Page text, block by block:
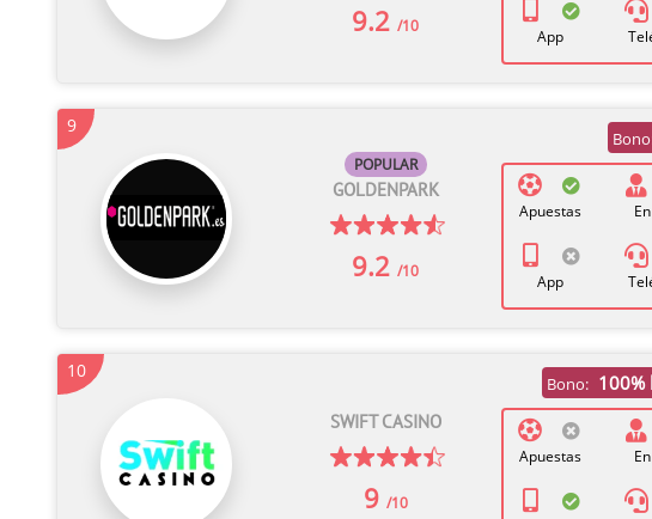
9.2/10
App
9
POPULAR
GOLDENPARK
9.2/10
Apuestas
App
10
SWIFT CASINO
9 /10
Bono: 100%
Apuestas